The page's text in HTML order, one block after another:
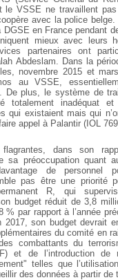
le VSSE ne travaillent
avec la police
en France pendant
mieux avec leurs
partenaires ont
Abdeslam. Dans la
novembre 2015 et
au VSSE,
De plus, le système de
totalement inadéquat
qui existaient mais qui
appel à Palantir (IOL
dans son
sa préoccupation quant
de personnel
pas être une priorité
R, qui
budget réduit de 3,8
% par rapport à l’année
2017, son budget devrait
du comité en
combattants du
et de l’introduction de
telles que
des données à partir de